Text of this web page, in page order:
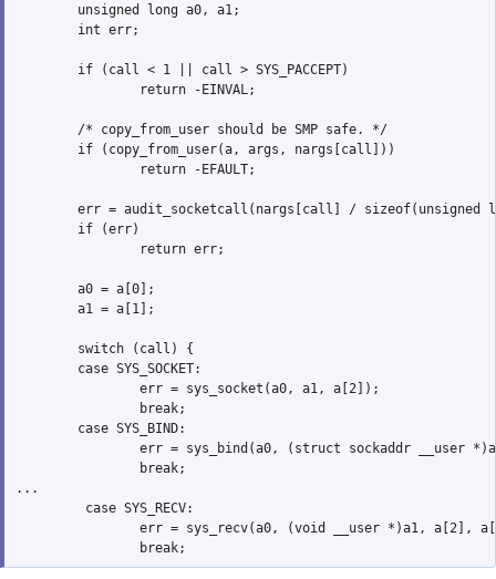
        unsigned long a0, a1;
        int err;
        if (call < 1 || call > SYS_PACCEPT)
                return -EINVAL;
        /* copy_from_user should be SMP safe. */
        if (copy_from_user(a, args, nargs[call]))
                return -EFAULT;
err = audit_socketcall(nargs[call] / sizeof(unsigned
        if (err)
                return err;
        a0 = a[0];
        a1 = a[1];
        switch (call) {
        case SYS_SOCKET:
                err = sys_socket(a0, a1, a[2]);
                break;
        case SYS_BIND:
err = sys_bind(a0, (struct sockaddr __user
                break;
...
         case SYS_RECV:
err = sys_recv(a0, (void __user *)a1, a[2],